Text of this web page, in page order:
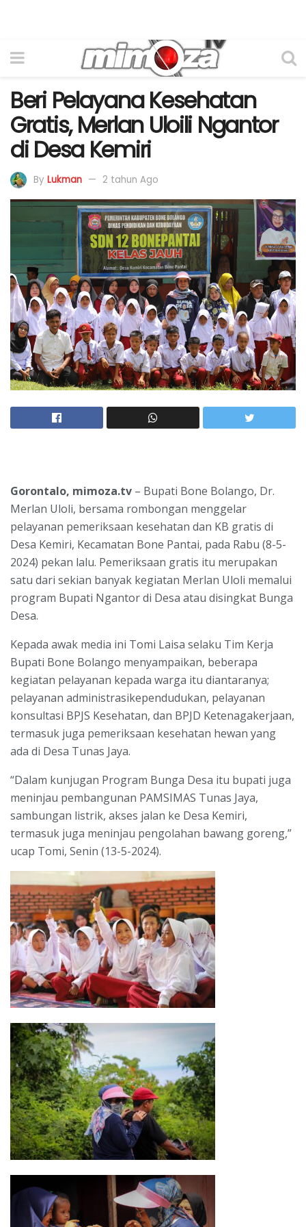
Beri Pelayana Kesehatan
Gratis, Merlan Uloili Ngantor
di Desa Kemiri
By Lukman 2 tahun Ago
Gorontalo, mimoza.tv – Bupati Bone Bolango, Dr.
Merlan Uloli, bersama rombongan menggelar
pelayanan pemeriksaan kesehatan dan KB gratis di
Desa Kemiri, Kecamatan Bone Pantai, pada Rabu (8-5-
2024) pekan lalu. Pemeriksaan gratis itu merupakan
satu dari sekian banyak kegiatan Merlan Uloli memalui
program Bupati Ngantor di Desa atau disingkat Bunga
Desa.
Kepada awak media ini Tomi Laisa selaku Tim Kerja
Bupati Bone Bolango menyampaikan, beberapa
kegiatan pelayanan kepada warga itu diantaranya;
pelayanan administrasikependudukan, pelayanan
konsultasi BPJS Kesehatan, dan BPJD Ketenagakerjaan,
termasuk juga pemeriksaan kesehatan hewan yang
ada di Desa Tunas Jaya.
“Dalam kunjugan Program Bunga Desa itu bupati juga
meninjau pembangunan PAMSIMAS Tunas Jaya,
sambungan listrik, akses jalan ke Desa Kemiri,
termasuk juga meninjau pengolahan bawang goreng,”
ucap Tomi, Senin (13-5-2024).